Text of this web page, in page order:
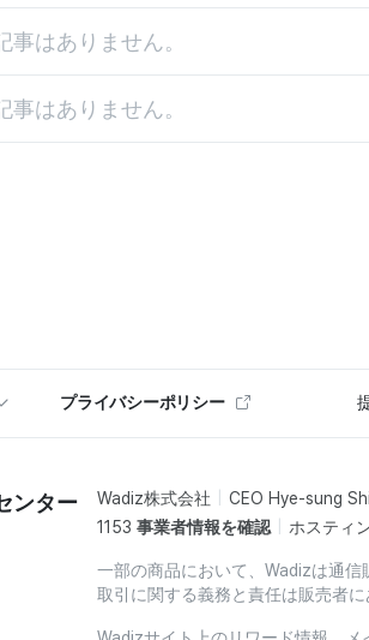
事はありません。
事はありません。
プライバシーポリシー
ンター Wadiz株式会社 CEO Hye-sung
1153 事業者情報を確認 ホスティ
一部の商品において、Wadizは通信
取引に関する義務と責任は販売者